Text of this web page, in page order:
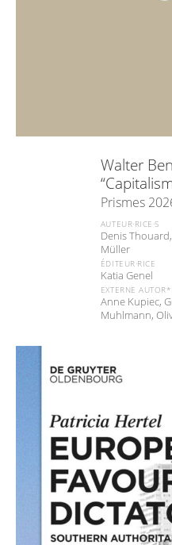
Walter
Prismes
AUTEUR·RICE·S
Denis
Müller
ÉDITEUR·RICE
Katia Genel
EXTERNE
Anne Kupiec,
Muhlmann,